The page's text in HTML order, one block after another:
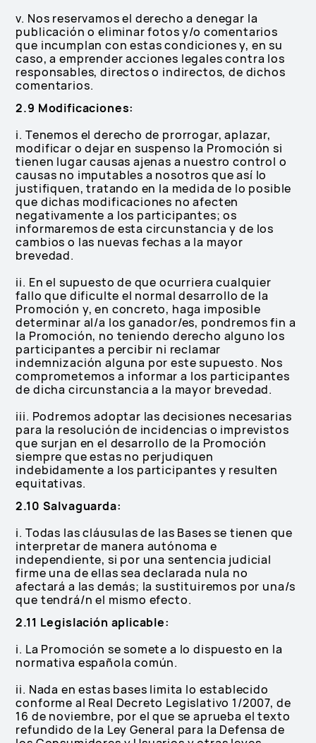
v. Nos reservamos el derecho a denegar la
publicación o eliminar fotos y/o comentarios
que incumplan con estas condiciones y, en su
caso, a emprender acciones legales contra los
responsables, directos o indirectos, de dichos
comentarios.
2.9 Modificaciones:
i. Tenemos el derecho de prorrogar, aplazar,
modificar o dejar en suspenso la Promoción si
tienen lugar causas ajenas a nuestro control o
causas no imputables a nosotros que así lo
justifiquen, tratando en la medida de lo posible
que dichas modificaciones no afecten
negativamente a los participantes; os
informaremos de esta circunstancia y de los
cambios o las nuevas fechas a la mayor
brevedad.
ii. En el supuesto de que ocurriera cualquier
fallo que dificulte el normal desarrollo de la
Promoción y, en concreto, haga imposible
determinar al/a los ganador/es, pondremos fin a
la Promoción, no teniendo derecho alguno los
participantes a percibir ni reclamar
indemnización alguna por este supuesto. Nos
comprometemos a informar a los participantes
de dicha circunstancia a la mayor brevedad.
iii. Podremos adoptar las decisiones necesarias
para la resolución de incidencias o imprevistos
que surjan en el desarrollo de la Promoción
siempre que estas no perjudiquen
indebidamente a los participantes y resulten
equitativas.
2.10 Salvaguarda:
i. Todas las cláusulas de las Bases se tienen que
interpretar de manera autónoma e
independiente, si por una sentencia judicial
firme una de ellas sea declarada nula no
afectará a las demás; la sustituiremos por una/s
que tendrá/n el mismo efecto.
2.11 Legislación aplicable:
i. La Promoción se somete a lo dispuesto en la
normativa española común.
ii. Nada en estas bases limita lo establecido
conforme al Real Decreto Legislativo 1/2007, de
16 de noviembre, por el que se aprueba el texto
refundido de la Ley General para la Defensa de